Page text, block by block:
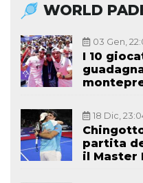
WORLD
03 Gen,
I 10
18 Dic,
partita
il Master